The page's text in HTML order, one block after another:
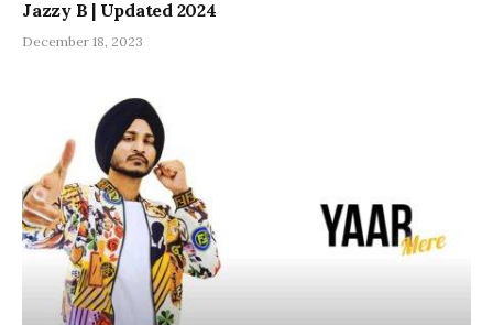
Jazzy B | Updated 2024
December 18, 2023